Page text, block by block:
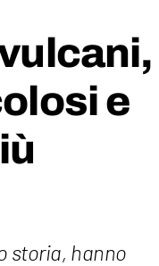
e
storia, hanno